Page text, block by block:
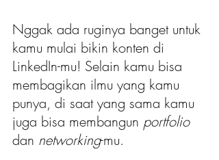
Nggak ada ruginya banget untuk
kamu mulai bikin konten di
LinkedIn-mu! Selain kamu bisa
membagikan ilmu yang kamu
punya, di saat yang sama kamu
juga bisa membangun portfolio
dan networking-mu.